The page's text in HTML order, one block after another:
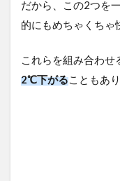
だから、この2つを
的にもめちゃくちゃ
これらを組み合わせ
2℃下がることもあり